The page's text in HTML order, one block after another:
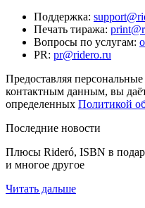
Поддержка:
Печать тиража:
Вопросы по услугам:
PR: pr@ridero.ru
Предоставляя
контактным данным, вы
определенных Политикой
Последние новости
Плюсы Rideró, ISBN в
и многое другое
Читать дальше